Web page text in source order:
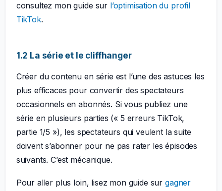
consultez mon guide sur l’optimisation du profil
TikTok.
1.2 La série et le cliffhanger
Créer du contenu en série est l’une des astuces les
plus efficaces pour convertir des spectateurs
occasionnels en abonnés. Si vous publiez une
série en plusieurs parties (« 5 erreurs TikTok,
partie 1/5 »), les spectateurs qui veulent la suite
doivent s’abonner pour ne pas rater les épisodes
suivants. C’est mécanique.
Pour aller plus loin, lisez mon guide sur gagner